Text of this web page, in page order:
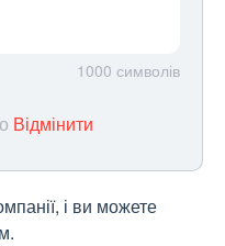
1000 символів
Відмінити
і ви можете